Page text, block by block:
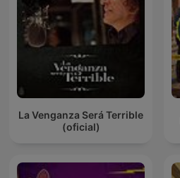
La Venganza Será Terrible
(oficial)